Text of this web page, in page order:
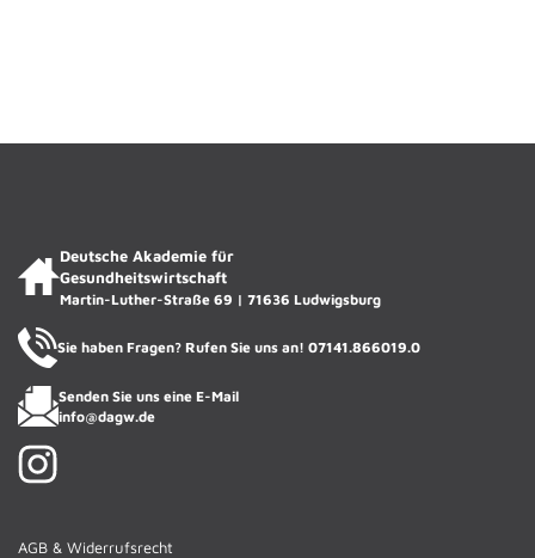
Deutsche Akademie für
Gesundheitswirtschaft
Martin-Luther-Straße 69 | 71636 Ludwigsburg
Sie haben Fragen? Rufen Sie uns an! 07141.866019.0
Senden Sie uns eine E-Mail
info@dagw.de
AGB & Widerrufsrecht